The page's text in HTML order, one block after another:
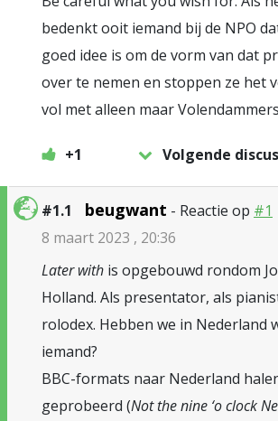
bedenkt ooit iemand bij de NPO
goed idee is om de vorm van dat
over te nemen en stoppen ze het
vol met alleen maar
+1 Volgende
#1.1 beugwant - Reactie op #1
8 maart 2023 , 20:36
Later with is opgebouwd rondom
Holland. Als presentator, als
rolodex. Hebben we in Nederland
iemand?
BBC-formats naar Nederland
geprobeerd (Not the nine ‘o clock